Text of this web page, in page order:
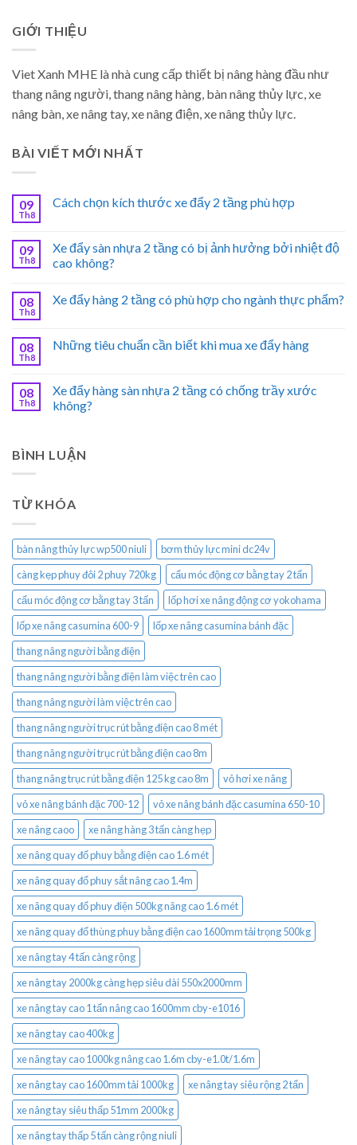
GIỚI THIỆU
Viet Xanh MHE là nhà cung cấp thiết bị nâng hàng đầu như
thang nâng người, thang nâng hàng, bàn nâng thủy lực, xe
nâng bàn, xe nâng tay, xe nâng điện, xe nâng thủy lực.
BÀI VIẾT MỚI NHẤT
09
Th8
Cách chọn kích thước xe đẩy 2 tầng phù hợp
09
Th8
Xe đẩy sàn nhựa 2 tầng có bị ảnh hưởng bởi nhiệt độ
cao không?
08
Th8
Xe đẩy hàng 2 tầng có phù hợp cho ngành thực phẩm?
08
Th8
Những tiêu chuẩn cần biết khi mua xe đẩy hàng
08
Th8
Xe đẩy hàng sàn nhựa 2 tầng có chống trầy xước
không?
BÌNH LUẬN
TỪ KHÓA
bàn nâng thủy lực wp500 niuli
bơm thủy lực mini dc24v
càng kẹp phuy đôi 2 phuy 720kg
cẩu móc động cơ bằng tay 2 tấn
cẩu móc động cơ bằng tay 3 tấn
lốp hơi xe nâng động cơ yokohama
lốp xe nâng casumina 600-9
lốp xe nâng casumina bánh đặc
thang nâng người bằng điện
thang nâng người bằng điện làm việc trên cao
thang nâng người làm việc trên cao
thang nâng người trục rút bằng điện cao 8 mét
thang nâng người trục rút bằng điện cao 8m
thang nâng trục rút bằng điện 125 kg cao 8m
vỏ hơi xe nâng
vỏ xe nâng bánh đặc 700-12
vỏ xe nâng bánh đặc casumina 650-10
xe nâng caoo
xe nâng hàng 3 tấn càng hẹp
xe nâng quay đổ phuy bằng điện cao 1.6 mét
xe nâng quay đổ phuy sắt nâng cao 1.4m
xe nâng quay đổ phuy điện 500kg nâng cao 1.6 mét
xe nâng quay đổ thùng phuy bằng điện cao 1600mm tải trọng 500kg
xe nâng tay 4 tấn càng rộng
xe nâng tay 2000kg càng hẹp siêu dài 550x2000mm
xe nâng tay cao 1 tấn nâng cao 1600mm cby-e1016
xe nâng tay cao 400kg
xe nâng tay cao 1000kg nâng cao 1.6m cby-e1.0t/1.6m
xe nâng tay cao 1600mm tải 1000kg
xe nâng tay siêu rộng 2 tấn
xe nâng tay siêu thấp 51mm 2000kg
xe nâng tay thấp 5 tấn càng rộng niuli